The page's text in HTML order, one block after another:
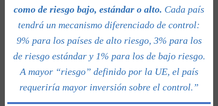
como de riesgo bajo, estándar o alto. Cada país
tendrá un mecanismo diferenciado de control:
9% para los países de alto riesgo, 3% para los
de riesgo estándar y 1% para los de bajo riesgo.
A mayor “riesgo” definido por la UE, el país
requeriría mayor inversión sobre el control.”